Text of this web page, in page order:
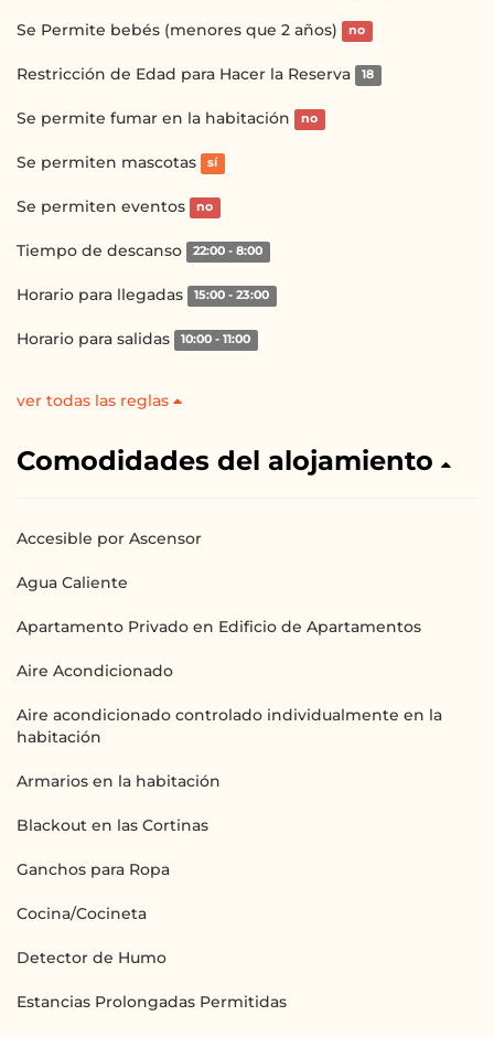
Se Permite bebés (menores que 2 años) no
Restricción de Edad para Hacer la Reserva 18
Se permite fumar en la habitación no
Se permiten mascotas sí
Se permiten eventos no
Tiempo de descanso 22:00 - 8:00
Horario para llegadas 15:00 - 23:00
Horario para salidas 10:00 - 11:00
ver todas las reglas
Comodidades del alojamiento
Accesible por Ascensor
Agua Caliente
Apartamento Privado en Edificio de Apartamentos
Aire Acondicionado
Aire acondicionado controlado individualmente en la
habitación
Armarios en la habitación
Blackout en las Cortinas
Ganchos para Ropa
Cocina/Cocineta
Detector de Humo
Estancias Prolongadas Permitidas